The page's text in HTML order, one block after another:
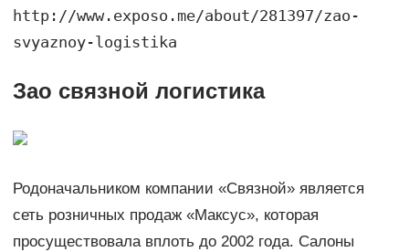
http://www.exposo.me/about/281397/zao-
svyaznoy-logistika
Зао связной логистика
Родоначальником компании «Связной» является
сеть розничных продаж «Максус», которая
просуществовала вплоть до 2002 года. Салоны